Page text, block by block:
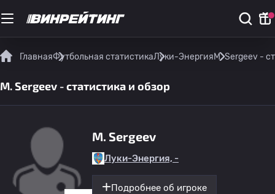
ГлавнаяФутбольная статистикаЛуки-ЭнергияM. Sergeev -
M. Sergeev - статистика и обзор
M. Sergeev
Луки-Энергия, -
Подробнее об игроке